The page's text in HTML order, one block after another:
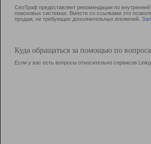
СеоТраф предоставляет рекомендации по
поисковых системах. Вместе со ссылками это
продаж, не требующих дополнительных вложений.
Куда обращаться за помощью по
Если у вас есть вопросы относительно сервисов